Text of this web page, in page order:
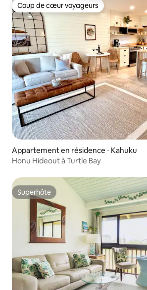
Coup de cœur voyageurs
Coup de cœur voyageurs
Appartement en résidence ⋅ Kahuku
Honu Hideout à Turtle Bay
Superhôte
Superhôte